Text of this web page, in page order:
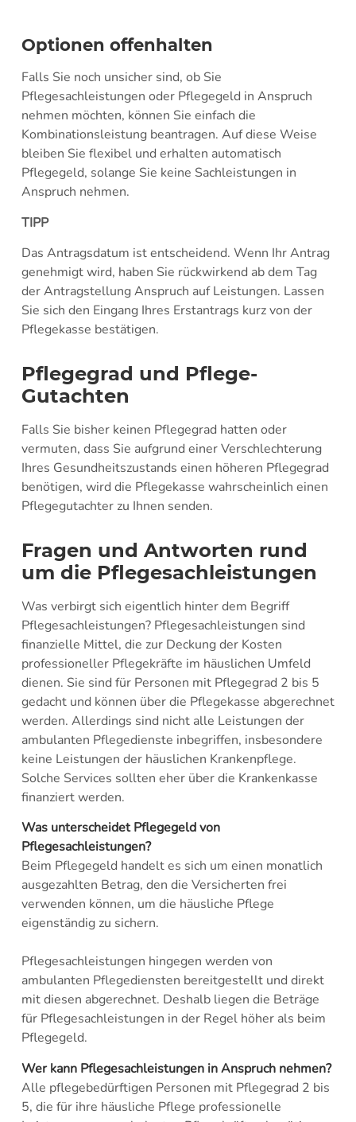
Optionen offenhalten
Falls Sie noch unsicher sind, ob Sie
Pflegesachleistungen oder Pflegegeld in Anspruch
nehmen möchten, können Sie einfach die
Kombinationsleistung beantragen. Auf diese Weise
bleiben Sie flexibel und erhalten automatisch
Pflegegeld, solange Sie keine Sachleistungen in
Anspruch nehmen.
TIPP
Das Antragsdatum ist entscheidend. Wenn Ihr Antrag
genehmigt wird, haben Sie rückwirkend ab dem Tag
der Antragstellung Anspruch auf Leistungen. Lassen
Sie sich den Eingang Ihres Erstantrags kurz von der
Pflegekasse bestätigen.
Pflegegrad und Pflege-
Gutachten
Falls Sie bisher keinen Pflegegrad hatten oder
vermuten, dass Sie aufgrund einer Verschlechterung
Ihres Gesundheitszustands einen höheren Pflegegrad
benötigen, wird die Pflegekasse wahrscheinlich einen
Pflegegutachter zu Ihnen senden.
Fragen und Antworten rund
um die Pflegesachleistungen
Was verbirgt sich eigentlich hinter dem Begriff
Pflegesachleistungen? Pflegesachleistungen sind
finanzielle Mittel, die zur Deckung der Kosten
professioneller Pflegekräfte im häuslichen Umfeld
dienen. Sie sind für Personen mit Pflegegrad 2 bis 5
gedacht und können über die Pflegekasse abgerechnet
werden. Allerdings sind nicht alle Leistungen der
ambulanten Pflegedienste inbegriffen, insbesondere
keine Leistungen der häuslichen Krankenpflege.
Solche Services sollten eher über die Krankenkasse
finanziert werden.
Was unterscheidet Pflegegeld von
Pflegesachleistungen?
Beim Pflegegeld handelt es sich um einen monatlich
ausgezahlten Betrag, den die Versicherten frei
verwenden können, um die häusliche Pflege
eigenständig zu sichern.
Pflegesachleistungen hingegen werden von
ambulanten Pflegediensten bereitgestellt und direkt
mit diesen abgerechnet. Deshalb liegen die Beträge
für Pflegesachleistungen in der Regel höher als beim
Pflegegeld.
Wer kann Pflegesachleistungen in Anspruch nehmen?
Alle pflegebedürftigen Personen mit Pflegegrad 2 bis
5, die für ihre häusliche Pflege professionelle